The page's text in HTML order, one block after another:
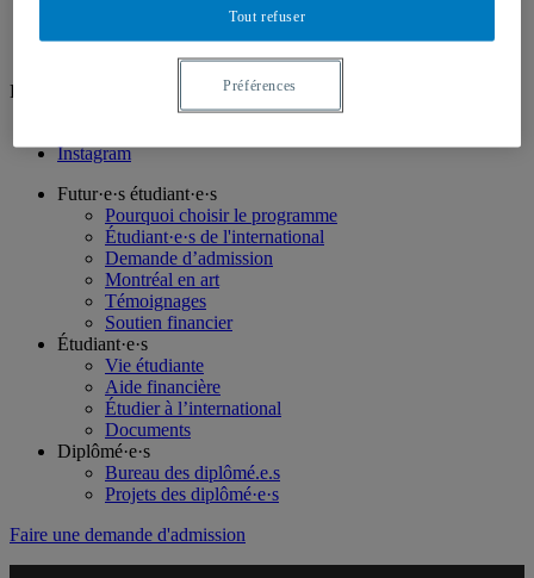
Réseaux sociaux
Instagram
Futur·e·s étudiant·e·s
Pourquoi choisir le programme
Étudiant·e·s de l'international
Demande d’admission
Montréal en art
Témoignages
Soutien financier
Étudiant·e·s
Vie étudiante
Aide financière
Étudier à l’international
Documents
Diplômé·e·s
Bureau des diplômé.e.s
Projets des diplômé·e·s
Faire une demande d'admission
Tout refuser
Préférences